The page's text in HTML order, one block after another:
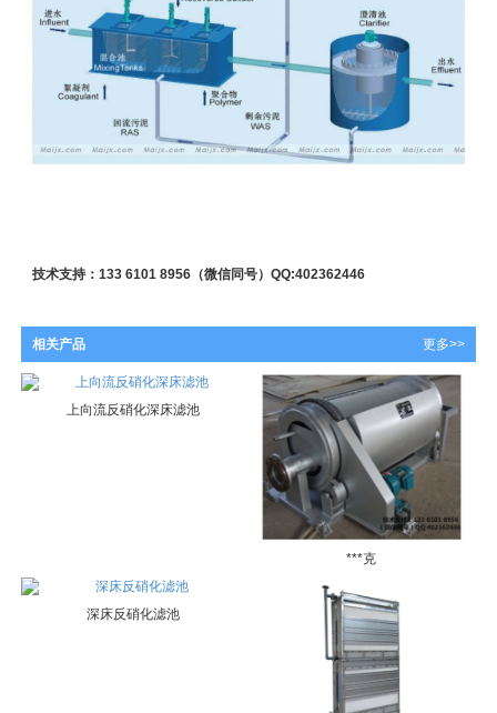
技术支持：133 6101 8956 （微信同号）QQ:402362446
相关产品 更多>>
上向流反硝化深床滤池
***克
深床反硝化滤池